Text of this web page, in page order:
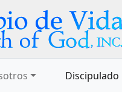
Discipulado